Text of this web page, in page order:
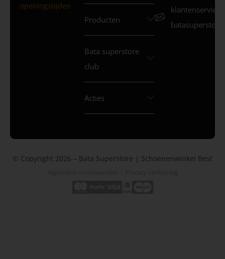
openingstijden
Producten
Bata superstore
club
Acties
© Copyright 2026 – Bata Superstore | Schoenenwinkel Best